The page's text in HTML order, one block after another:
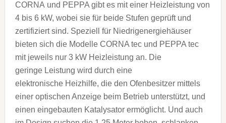
CORNA und PEPPA gibt es mit einer Heizleistung von
4 bis 6 kW, wobei sie für beide Stufen geprüft und
zertifiziert sind. Speziell für Niedrigenergiehäuser
bieten sich die Modelle CORNA tec und PEPPA tec
mit jeweils nur 3 kW Heizleistung an. Die
geringe Leistung wird durch eine
elektronische Heizhilfe, die den Ofenbesitzer mittels
einer optischen Anzeige beim Betrieb unterstützt, und
einen eingebauten Katalysator ermöglicht. Und auch